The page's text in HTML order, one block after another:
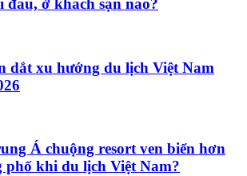
đâu, ở khách sạn nào?
dắt xu hướng du lịch Việt Nam
Á chuộng resort ven biển hơn
phố khi du lịch Việt Nam?